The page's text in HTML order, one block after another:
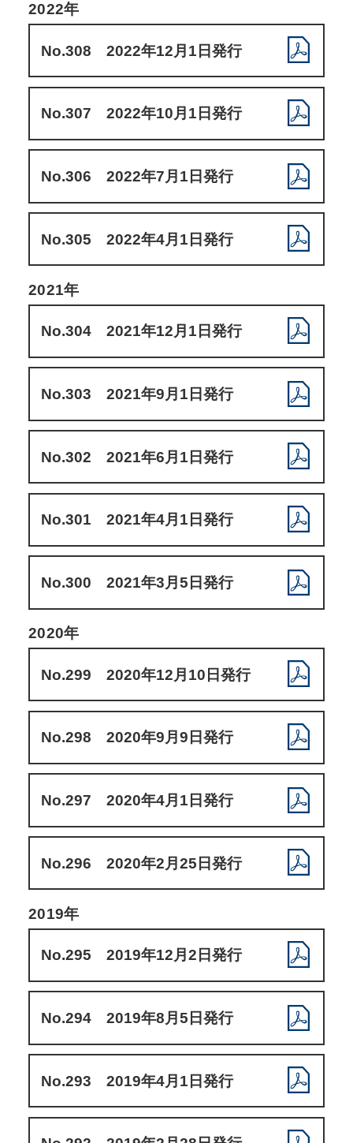
2022年
No.308 2022年12月1日発行
No.307 2022年10月1日発行
No.306 2022年7月1日発行
No.305 2022年4月1日発行
2021年
No.304 2021年12月1日発行
No.303 2021年9月1日発行
No.302 2021年6月1日発行
No.301 2021年4月1日発行
No.300 2021年3月5日発行
2020年
No.299 2020年12月10日発行
No.298 2020年9月9日発行
No.297 2020年4月1日発行
No.296 2020年2月25日発行
2019年
No.295 2019年12月2日発行
No.294 2019年8月5日発行
No.293 2019年4月1日発行